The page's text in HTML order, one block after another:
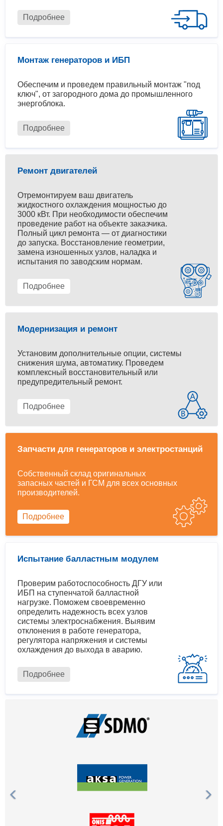
Подробнее
Монтаж генераторов и ИБП
Обеспечим и проведем правильный монтаж "под
ключ", от загородного дома до промышленного
энергоблока.
Подробнее
Ремонт двигателей
Отремонтируем ваш двигатель
жидкостного охлаждения мощностью до
3000 кВт. При необходимости обеспечим
проведение работ на объекте заказчика.
Полный цикл ремонта — от диагностики
до запуска. Восстановление геометрии,
замена изношенных узлов, наладка и
испытания по заводским нормам.
Подробнее
Модернизация и ремонт
Установим дополнительные опции, системы
снижения шума, автоматику. Проведем
комплексный восстановительный или
предупредительный ремонт.
Подробнее
Запчасти для генераторов и электростанций
Собственный склад оригинальных
запасных частей и ГСМ для всех основных
производителей.
Подробнее
Испытание балластным модулем
Проверим работоспособность ДГУ или
ИБП на ступенчатой балластной
нагрузке. Поможем своевременно
определить надежность всех узлов
системы электроснабжения. Выявим
отклонения в работе генератора,
регулятора напряжения и системы
охлаждения до выхода в аварию.
Подробнее